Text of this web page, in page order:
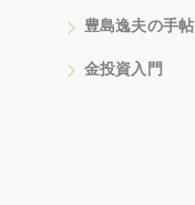
豊島逸夫の手帖
金投資入門